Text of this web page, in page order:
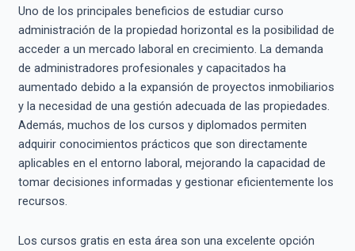
Uno de los principales beneficios de estudiar curso
administración de la propiedad horizontal es la posibilidad de
acceder a un mercado laboral en crecimiento. La demanda
de administradores profesionales y capacitados ha
aumentado debido a la expansión de proyectos inmobiliarios
y la necesidad de una gestión adecuada de las propiedades.
Además, muchos de los cursos y diplomados permiten
adquirir conocimientos prácticos que son directamente
aplicables en el entorno laboral, mejorando la capacidad de
tomar decisiones informadas y gestionar eficientemente los
recursos.
Los cursos gratis en esta área son una excelente opción